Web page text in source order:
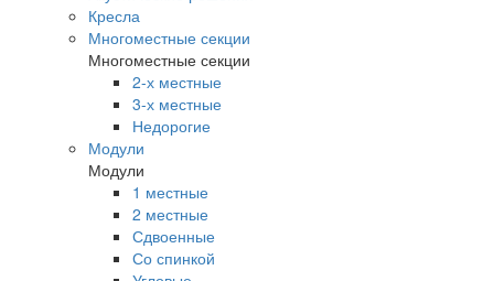
Кресла
Многоместные секции
Многоместные секции
2-х местные
3-х местные
Недорогие
Модули
Модули
1 местные
2 местные
Сдвоенные
Со спинкой